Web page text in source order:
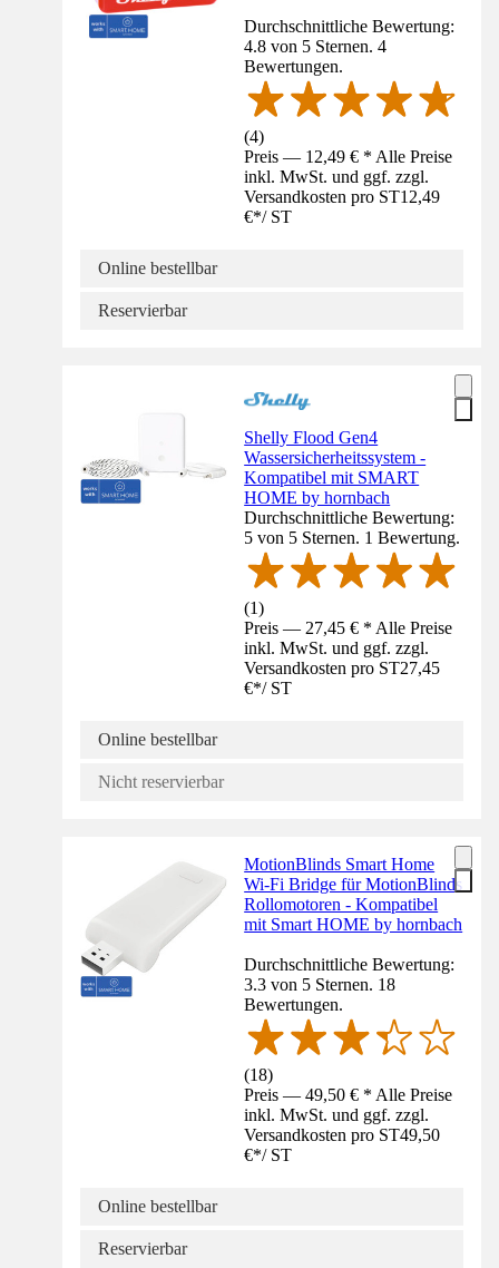
Durchschnittliche Bewertung:
4.8 von 5 Sternen. 4
Bewertungen.
(4)
Preis — 12,49 € * Alle Preise
inkl. MwSt. und ggf. zzgl.
Versandkosten pro ST12,49
€*/ ST
Online bestellbar
Reservierbar
Shelly Flood Gen4
Wassersicherheitssystem -
Kompatibel mit SMART
HOME by hornbach
Durchschnittliche Bewertung:
5 von 5 Sternen. 1 Bewertung.
(1)
Preis — 27,45 € * Alle Preise
inkl. MwSt. und ggf. zzgl.
Versandkosten pro ST27,45
€*/ ST
Online bestellbar
Nicht reservierbar
MotionBlinds Smart Home
Wi-Fi Bridge für MotionBlinds
Rollomotoren - Kompatibel
mit Smart HOME by hornbach
Durchschnittliche Bewertung:
3.3 von 5 Sternen. 18
Bewertungen.
(18)
Preis — 49,50 € * Alle Preise
inkl. MwSt. und ggf. zzgl.
Versandkosten pro ST49,50
€*/ ST
Online bestellbar
Reservierbar